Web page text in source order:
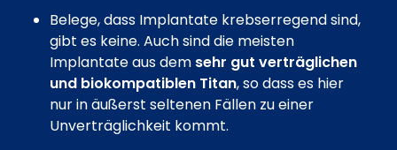
Belege, dass Implantate krebserregend sind,
gibt es keine. Auch sind die meisten
Implantate aus dem sehr gut verträglichen
und biokompatiblen Titan, so dass es hier
nur in äußerst seltenen Fällen zu einer
Unverträglichkeit kommt.